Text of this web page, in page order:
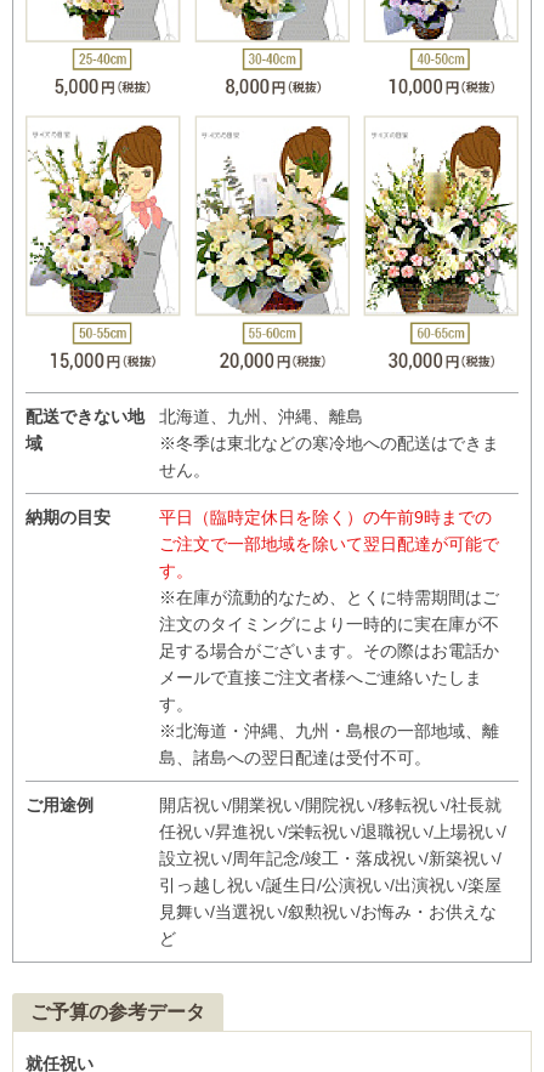
配送できない地
域
北海道、九州、沖縄、離島
※冬季は東北などの寒冷地への配送はできま
せん。
納期の目安
平日（臨時定休日を除く）の午前9時までの
ご注文で一部地域を除いて翌日配達が可能で
す。
※在庫が流動的なため、とくに特需期間はご
注文のタイミングにより一時的に実在庫が不
足する場合がございます。その際はお電話か
メールで直接ご注文者様へご連絡いたしま
す。
※北海道・沖縄、九州・島根の一部地域、離
島、諸島への翌日配達は受付不可。
ご用途例
開店祝い/開業祝い/開院祝い/移転祝い/社長就
任祝い/昇進祝い/栄転祝い/退職祝い/上場祝い/
設立祝い/周年記念/竣工・落成祝い/新築祝い/
引っ越し祝い/誕生日/公演祝い/出演祝い/楽屋
見舞い/当選祝い/叙勲祝い/お悔み・お供えな
ど
ご予算の参考データ
就任祝い